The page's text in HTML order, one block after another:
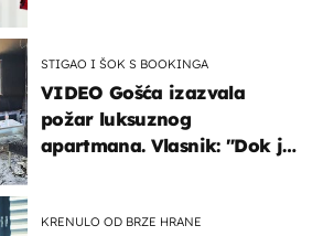
STIGAO I ŠOK S BOOKINGA
VIDEO Gošća izazvala
požar luksuznog
apartmana. Vlasnik: "Dok je
KRENULO OD BRZE HRANE